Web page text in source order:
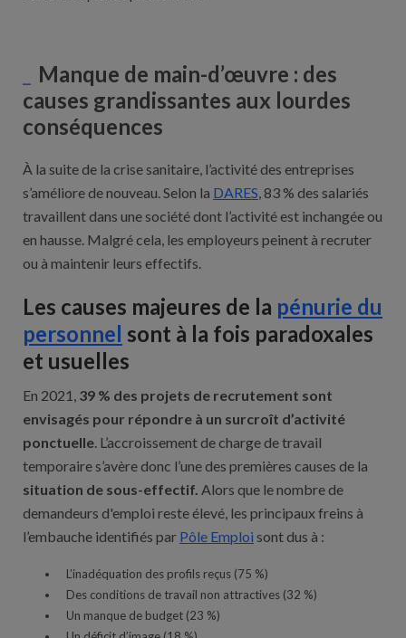
Manque de main-d’œuvre : des
causes grandissantes aux lourdes
conséquences
À la suite de la crise sanitaire, l’activité des entreprises
s’améliore de nouveau. Selon la DARES , 83 % des salariés
travaillent dans une société dont l’activité est inchangée ou
en hausse. Malgré cela, les employeurs peinent à recruter
ou à maintenir leurs effectifs.
Les causes majeures de la pénurie du
personnel sont à la fois paradoxales
et usuelles
En 2021, 39 % des projets de recrutement sont
envisagés pour répondre à un surcroît d’activité
ponctuelle . L’accroissement de charge de travail
temporaire s’avère donc l’une des premières causes de la
situation de sous-effectif. Alors que le nombre de
demandeurs d'emploi reste élevé, les principaux freins à
l’embauche identifiés par Pôle Emploi sont dus à :
L’inadéquation des profils reçus (75 %)
Des conditions de travail non attractives (32 %)
Un manque de budget (23 %)